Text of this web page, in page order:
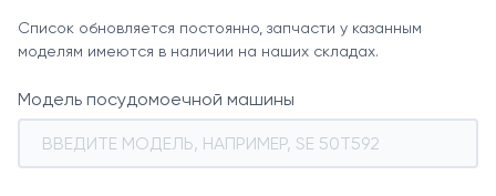
Список обновляется постоянно, запчасти у казанным
моделям имеются в наличии на наших складах.
Модель посудомоечной машины